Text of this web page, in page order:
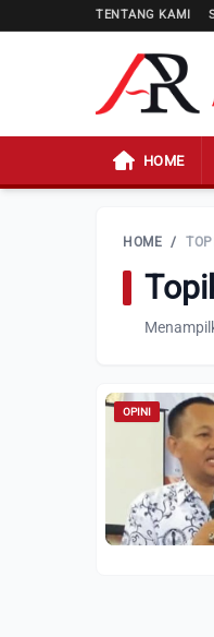
TENTANG KAMI
HOME
HOME /
OPINI